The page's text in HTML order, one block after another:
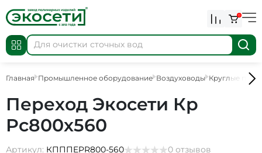
0
Главная Промышленное оборудование Воздуховоды Круглые
Переход Экосети Кр
Рс800х560
Артикул: КПППEPR800-560 0 отзывов